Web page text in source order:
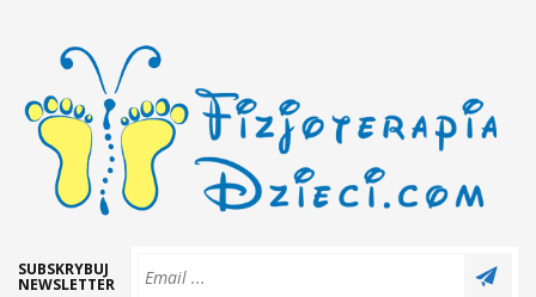
SUBSKRYBUJ
NEWSLETTER